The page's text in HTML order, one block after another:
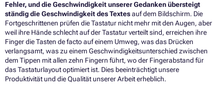
Fehler, und die Geschwindigkeit unserer Gedanken übersteigt
ständig die Geschwindigkeit des Textesauf dem Bildschirm. Die
Fortgeschrittenen prüfen die Tastatur nicht mehr mit den Augen, aber
weil ihre Hände schlecht auf der Tastatur verteilt sind, erreichen ihre
Finger die Tasten de facto auf einem Umweg, was das Drücken
verlangsamt, was zu einem Geschwindigkeitsunterschied zwischen
dem Tippen mit allen zehn Fingern führt, wo der Fingerabstand für
das Tastaturlayout optimiert ist. Dies beeinträchtigt unsere
Produktivität und die Qualität unserer Arbeit erheblich.